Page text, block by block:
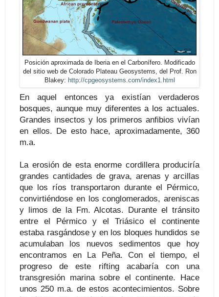
Posición aproximada de Iberia en el Carbonífero. Modificado
del sitio web de Colorado Plateau Geosystems, del Prof. Ron
Blakey: http://cpgeosystems.com/index1.html
En aquel entonces ya existían verdaderos
bosques, aunque muy diferentes a los actuales.
Grandes insectos y los primeros anfibios vivían
en ellos. De esto hace, aproximadamente, 360
m.a.
La erosión de esta enorme cordillera produciría
grandes cantidades de grava, arenas y arcillas
que los ríos transportaron durante el Pérmico,
convirtiéndose en los conglomerados, areniscas
y limos de la Fm. Alcotas. Durante el tránsito
entre el Pérmico y el Triásico el continente
estaba rasgándose y en los bloques hundidos se
acumulaban los nuevos sedimentos que hoy
encontramos en La Peña. Con el tiempo, el
progreso de este rifting acabaría con una
transgresión marina sobre el continente. Hace
unos 250 m.a. de estos acontecimientos. Sobre